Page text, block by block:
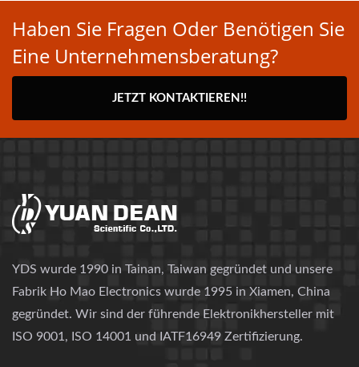
Haben Sie Fragen Oder Benötigen Sie
Eine Unternehmensberatung?
JETZT KONTAKTIEREN!!
YDS wurde 1990 in Tainan, Taiwan gegründet und unsere
Fabrik Ho Mao Electronics wurde 1995 in Xiamen, China
gegründet. Wir sind der führende Elektronikhersteller mit
ISO 9001, ISO 14001 und IATF16949 Zertifizierung.